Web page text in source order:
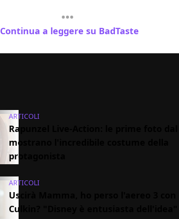
Continua a leggere su BadTaste
ARTICOLI
Rapunzel Live-Action: le prime foto dal
mostrano l'incredibile costume della
protagonista
ARTICOLI
Uscirà Mamma, ho perso l'aereo 3 con
Culkin? "Disney è entusiasta dell'idea"